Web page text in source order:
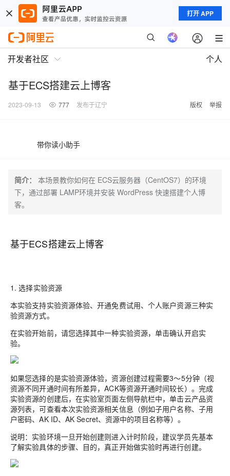
打开 APP
开发者社区 个人
基于ECS搭建云上博客
2023-09-13 777 发布于辽宁 版权 举报
带你读小助手
简介：
本场景教你如何在 ECS云服务器（CentOS7）的环境
下，通过部署 LAMP环境并安装 WordPress 快速搭建个人博
客。
基于ECS搭建云上博客
1. 选择实验资源
本实验支持实验资源体验、开通免费试用、个人账户资源三种实
验资源方式。
在实验开始前，请您选择其中一种实验资源，单击确认开启实
验。
如果您选择的是实验资源体验，资源创建过程需要3～5分钟（视
资源不同开通时间有所差异，ACK等资源开通时间较长）。完成
实验资源的创建后，在实验室页面左侧导航栏中，单击云产品资
源列表，可查看本次实验资源相关信息（例如子用户名称、子用
户密码、AK ID、AK Secret、资源中的项目名称等）。
说明： 实验环境一旦开始创建则进入计时阶段，建议学员先基本
了解实验具体的步骤、目的，真正开始做实验时再进行创建。